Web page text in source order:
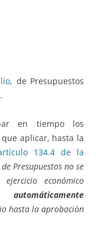
, de Presupuestos
en tiempo los
aplicar, hasta la
134.4 de la
Presupuestos no se
económico
automáticamente
hasta la aprobación